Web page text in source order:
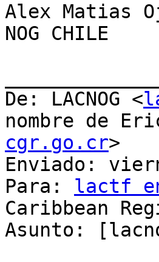
Alex Matias
NOG CHILE
De: LACNOG <
nombre de
cgr.go.cr>
Enviado:
Para: lactf
Caribbean
Asunto: